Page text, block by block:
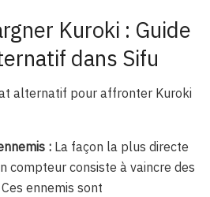
Kuroki : Guide
dans Sifu
alternatif pour affronter Kuroki
: La façon la plus directe
compteur consiste à vaincre des
ennemis sont